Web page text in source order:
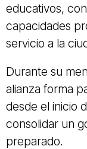
educativos,
capacidades
servicio a la
Durante su
alianza forma
desde el inicio
consolidar un
preparado.